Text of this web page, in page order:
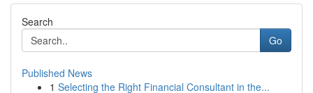
Search
Go
Published News
1 Selecting the Right Financial Consultant in the...